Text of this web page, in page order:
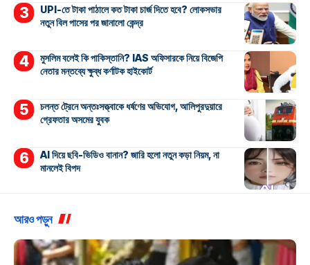
UPI-তে টাকা পাঠালে কত টাকা চার্জ দিতে হবে? লোকসভার
নতুন বিল পাসের পর জানালো কেন্দ্র
মুসলিম বলেই কি পাকিস্তানি? IAS অফিসারকে নিয়ে বিজেপি
নেতার মন্তব্যে ক্ষুব্ধ কর্ণাটক হাইকোর্ট
চলন্ত ট্রেনে অন্তঃসত্ত্বাকে ধর্ষণের অভিযোগ, আলিপুরদুয়ারে
গ্রেফতার অসমের যুবক
AI দিয়ে ছবি-ভিডিও বানান? জারি হলো নতুন কড়া নিয়ম, না
মানলেই বিপদ
আরও পড়ুন